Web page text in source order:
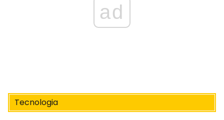
ad
Tecnologia